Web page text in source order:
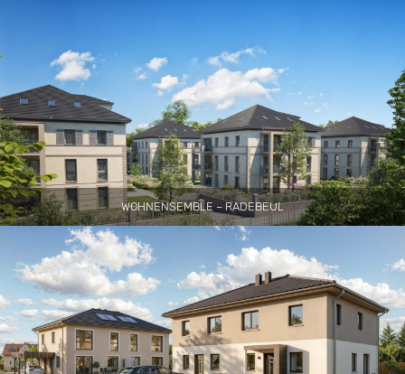
WOHNENSEMBLE – RADEBEUL